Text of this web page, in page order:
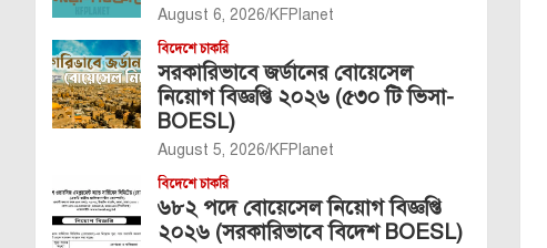
August 6, 2026 KFPlanet
বিদেশে চাকরি
সরকারিভাবে জর্ডানের বোয়েসেল
নিয়োগ বিজ্ঞপ্তি ২০২৬ (৫৩০ টি ভিসা-
BOESL)
August 5, 2026 KFPlanet
বিদেশে চাকরি
৬৮২ পদে বোয়েসেল নিয়োগ বিজ্ঞপ্তি
২০২৬ (সরকারিভাবে বিদেশ BOESL)